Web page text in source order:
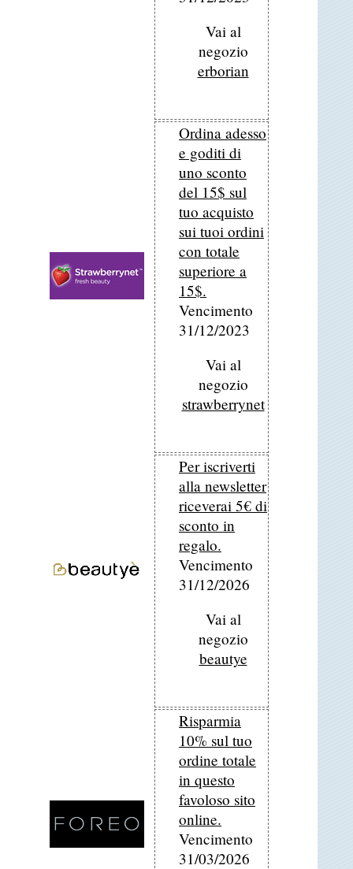
Vai al
negozio
erborian
Ordina adesso
e goditi di
uno sconto
del 15$ sul
tuo acquisto
sui tuoi ordini
con totale
superiore a
15$.
Vencimento
31/12/2023
Vai al
negozio
strawberrynet
Per iscriverti
alla newsletter
riceverai 5€ di
sconto in
regalo.
Vencimento
31/12/2026
Vai al
negozio
beautye
Risparmia
10% sul tuo
ordine totale
in questo
favoloso sito
online.
Vencimento
31/03/2026